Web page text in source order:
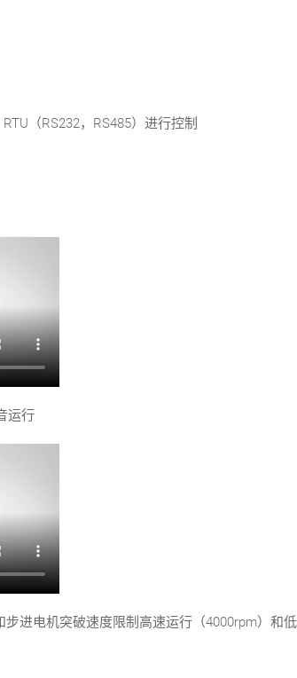
（RS232，RS485）进行控制
运行
进电机突破速度限制高速运行（4000rpm）和